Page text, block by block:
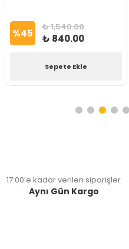
%45 ₺ 1,540.00
₺ 840.00
Sepete Ekle
17:00’e kadar verilen siparişler
Aynı Gün Kargo